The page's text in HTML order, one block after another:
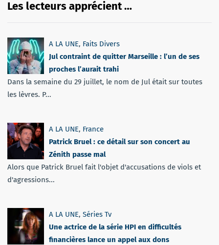
Les lecteurs apprécient …
A LA UNE, Faits Divers
Jul contraint de quitter Marseille : l’un de ses
proches l’aurait trahi
Dans la semaine du 29 juillet, le nom de Jul était sur toutes
les lèvres. P...
A LA UNE, France
Patrick Bruel : ce détail sur son concert au
Zénith passe mal
Alors que Patrick Bruel fait l'objet d'accusations de viols et
d'agressions...
A LA UNE, Séries Tv
Une actrice de la série HPI en difficultés
financières lance un appel aux dons